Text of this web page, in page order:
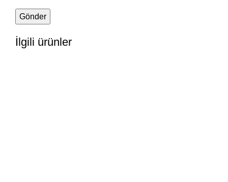
İlgili ürünler